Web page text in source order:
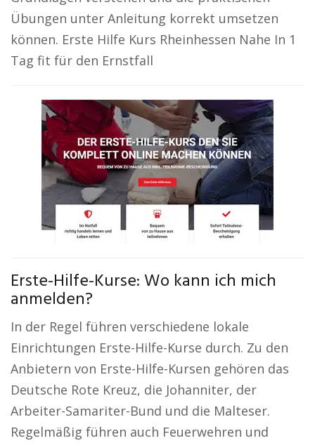
Übungen unter Anleitung korrekt umsetzen
können. Erste Hilfe Kurs Rheinhessen Nahe In 1
Tag fit für den Ernstfall
Erste-Hilfe-Kurse: Wo kann ich mich
anmelden?
In der Regel führen verschiedene lokale
Einrichtungen Erste-Hilfe-Kurse durch. Zu den
Anbietern von Erste-Hilfe-Kursen gehören das
Deutsche Rote Kreuz, die Johanniter, der
Arbeiter-Samariter-Bund und die Malteser.
Regelmäßig führen auch Feuerwehren und